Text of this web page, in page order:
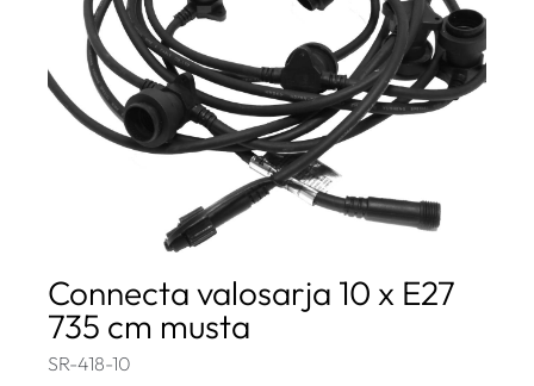
Connecta valosarja 10 x E27
735 cm musta
SR-418-10